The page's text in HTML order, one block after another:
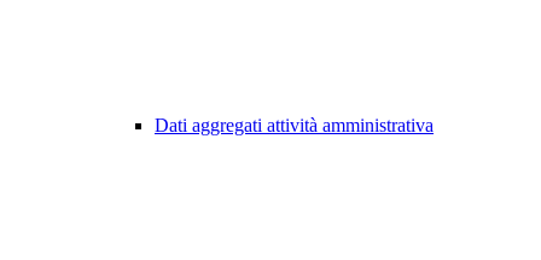
Dati aggregati attività amministrativa